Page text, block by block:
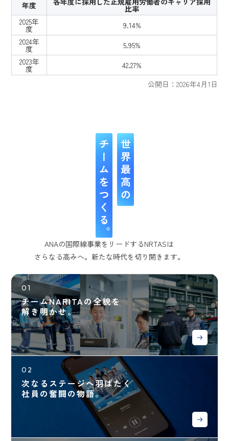
年度
比率
2025年
度
9.14%
2024年
度
5.95%
2023年
度
42.27%
公開日：2026年4月1日
ANAの国際線事業をリードするNRTASは
さらなる高みへ。新たな時代を切り開きます。
01
チームNARITAの全貌を
解き明かせ。
02
次なるステージへ羽ばたく
社員の奮闘の物語。